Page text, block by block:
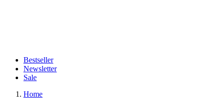
Bestseller
Newsletter
Sale
Home